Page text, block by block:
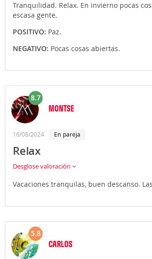
Tranquilidad. Relax. En invierno pocas
escasa gente.
POSITIVO: Paz.
NEGATIVO: Pocas cosas abiertas.
8.7
MONTSE
16/08/2024 En pareja
Relax
Desglose valoración
Vacaciones tranquilas, buen descanso.
5.8
CARLOS